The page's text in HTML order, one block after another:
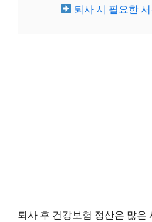
퇴사 시 필요한
퇴사 후 건강보험 정산은 많은